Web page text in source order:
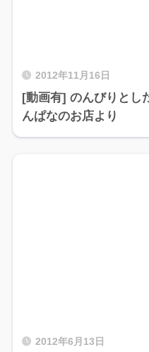
2012年11月16日
[動画有] のんびりとし
んぱなのお店より
2012年6月13日